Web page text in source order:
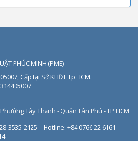
PHÚC MINH (PME)
Cấp tại Sở KHĐT Tp HCM.
Tây Thạnh - Quận Tân Phú - TP HCM
3535-2125 – Hotline: +84 0766 22 6161 -